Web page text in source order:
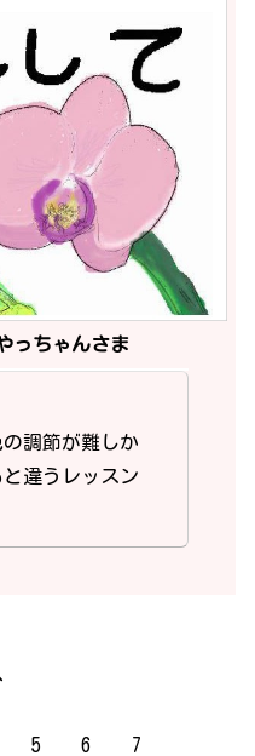
っちゃんさま
調節が難しか
違うレッスン
5 6 7